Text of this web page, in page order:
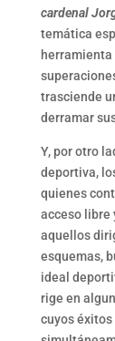
cardenal
temática
trasciende
derramar
Y, por otro
deportiva,
quienes
acceso libre
aquellos
esquemas,
ideal
rige en
cuyos